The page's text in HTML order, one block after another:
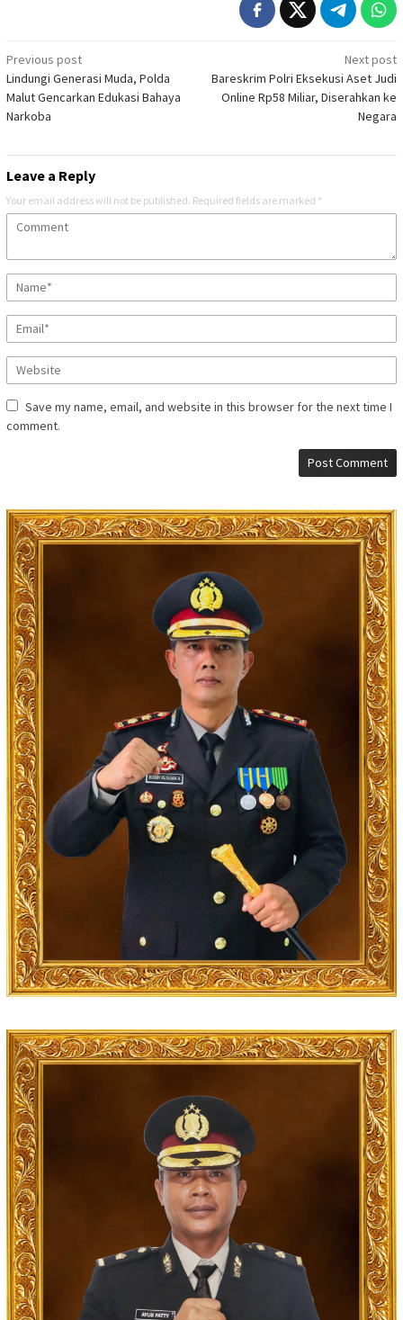
Post
navigation
Previous post
Lindungi Generasi Muda, Polda
Malut Gencarkan Edukasi Bahaya
Narkoba
Next post
Bareskrim Polri Eksekusi Aset Judi
Online Rp58 Miliar, Diserahkan ke
Negara
Leave a Reply
Your email address will not be published. Required fields are marked *
Save my name, email, and website in this browser for the next time I
comment.